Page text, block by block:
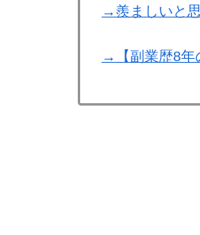
→羨ましいと
→【副業歴8年